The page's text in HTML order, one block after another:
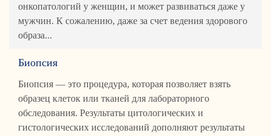
онкопатологий у женщин, и может развиваться даже у
мужчин. К сожалению, даже за счет ведения здорового
образа...
Биопсия
Биопсия — это процедура, которая позволяет взять
образец клеток или тканей для лабораторного
обследования. Результаты цитологических и
гистологических исследований дополняют результаты